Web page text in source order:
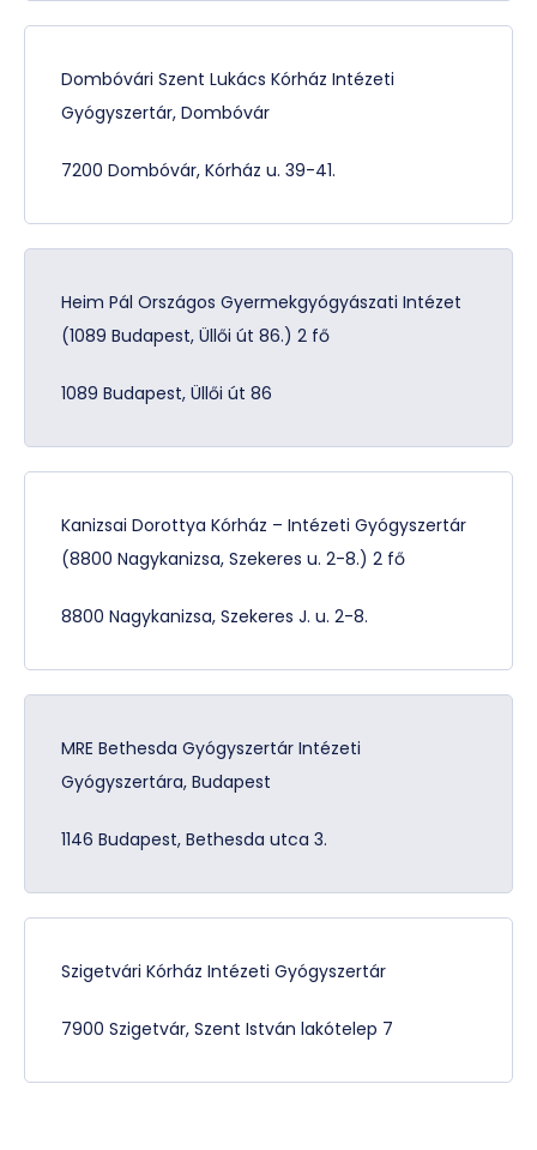
Dombóvári Szent Lukács Kórház Intézeti
Gyógyszertár, Dombóvár
7200 Dombóvár, Kórház u. 39-41.
Heim Pál Országos Gyermekgyógyászati Intézet
(1089 Budapest, Üllői út 86.) 2 fő
1089 Budapest, Üllői út 86
Kanizsai Dorottya Kórház – Intézeti Gyógyszertár
(8800 Nagykanizsa, Szekeres u. 2-8.) 2 fő
8800 Nagykanizsa, Szekeres J. u. 2-8.
MRE Bethesda Gyógyszertár Intézeti
Gyógyszertára, Budapest
1146 Budapest, Bethesda utca 3.
Szigetvári Kórház Intézeti Gyógyszertár
7900 Szigetvár, Szent István lakótelep 7